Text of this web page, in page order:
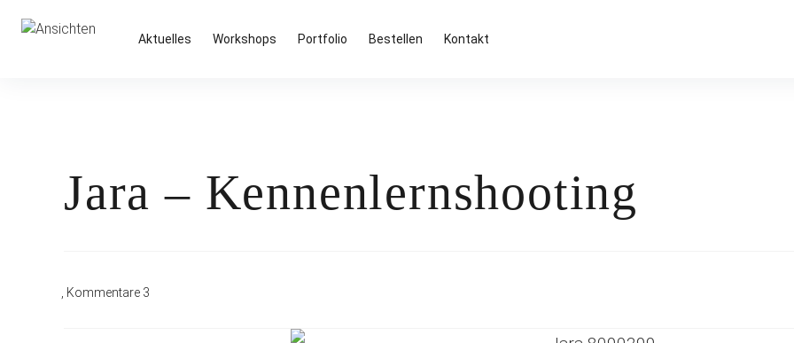
überspringen
Ansichten
Boris' Fotografie-BlogAktuelles Workshops Portfolio Bestellen Kontakt
Jara – Kennenlernshooting
Kommentare 3